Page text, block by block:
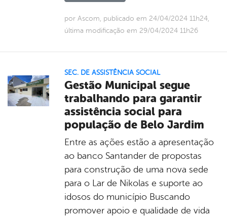
por Ascom, publicado em 24/04/2024 11h24,
última modificação em 29/04/2024 11h26
SEC. DE ASSISTÊNCIA SOCIAL
Gestão Municipal segue
trabalhando para garantir
assistência social para
população de Belo Jardim
Entre as ações estão a apresentação
ao banco Santander de propostas
para construção de uma nova sede
para o Lar de Nikolas e suporte ao
idosos do município Buscando
promover apoio e qualidade de vida